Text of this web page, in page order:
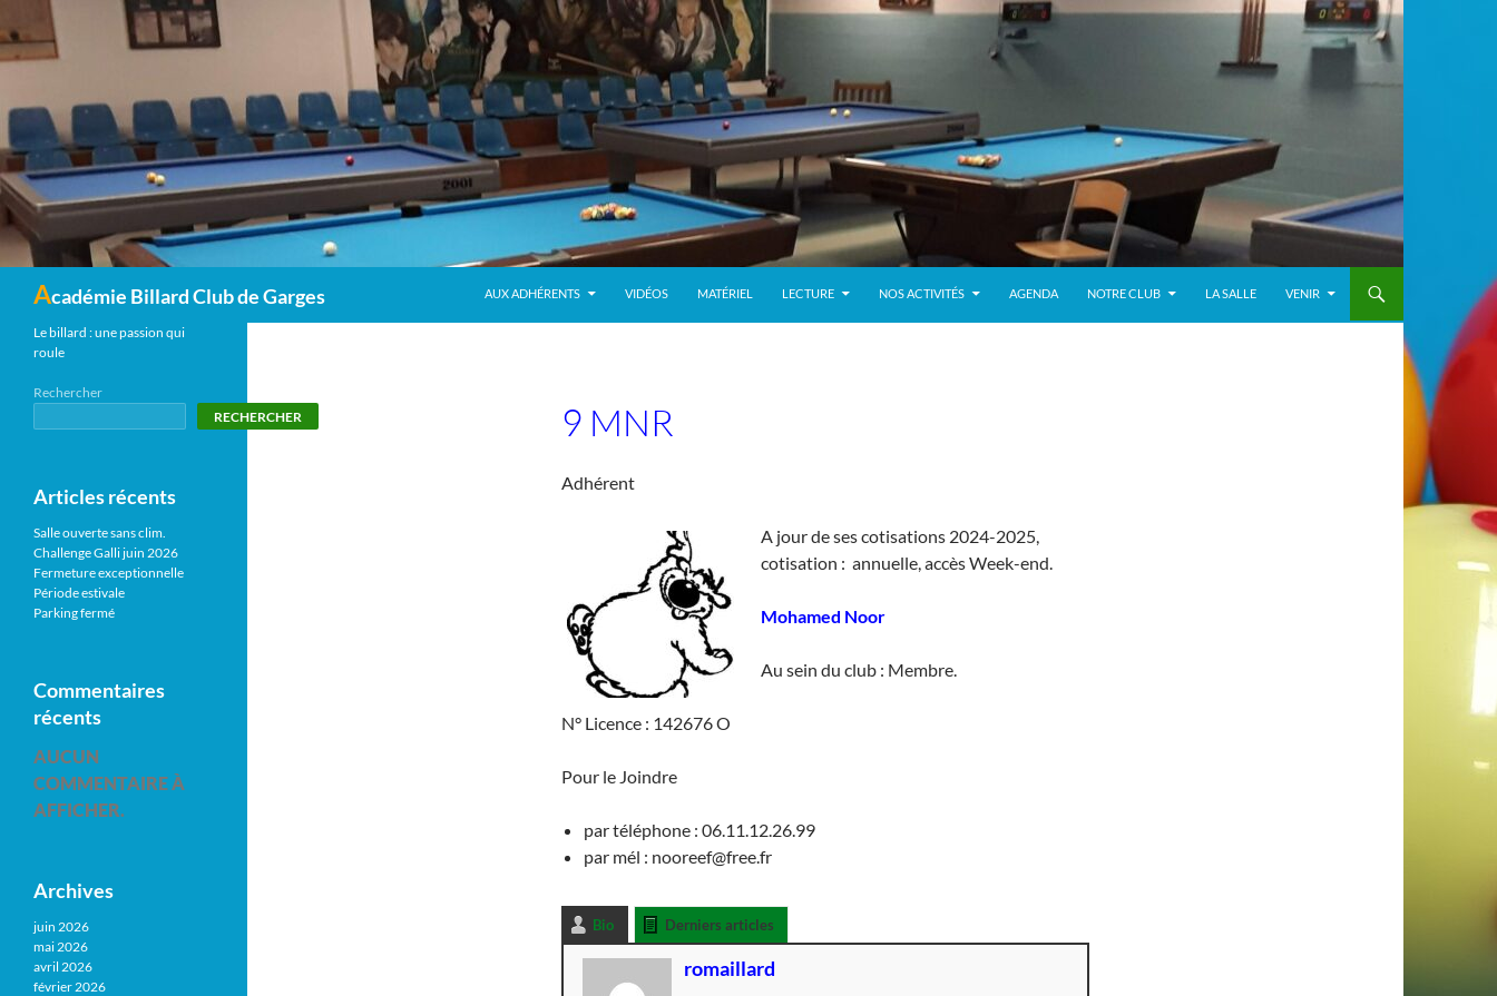
Académie Billard Club de Garges AUX ADHÉRENTS VIDÉOS MATÉRIEL LECTURE NOS ACTIVITÉS AGENDA NOTRE CLUB LA SALLE VENIR
9 MNR
Adhérent
A jour de ses cotisations 2024-2025,
cotisation : annuelle, accès Week-end.
Mohamed Noor
Au sein du club : Membre.
N° Licence : 142676 O
Pour le Joindre
par téléphone : 06.11.12.26.99
par mél : nooreef@free.fr
Bio Derniers articles
romaillard
Le billard : une passion qui
roule
Rechercher
RECHERCHER
Articles récents
Salle ouverte sans clim.
Challenge Galli juin 2026
Fermeture exceptionnelle
Période estivale
Parking fermé
Commentaires
récents
AUCUN
COMMENTAIRE À
AFFICHER.
Archives
juin 2026
mai 2026
avril 2026
février 2026